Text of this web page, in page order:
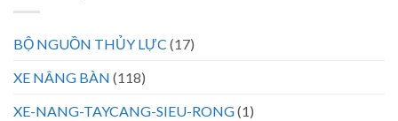
BỘ NGUỒN THỦY LỰC (17)
XE NÂNG BÀN (118)
XE-NANG-TAYCANG-SIEU-RONG(1)